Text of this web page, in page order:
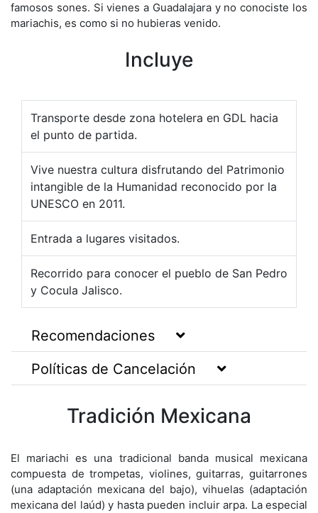
famosos sones. Si vienes a Guadalajara y no conociste los
mariachis, es como si no hubieras venido.
Incluye
Transporte desde zona hotelera en GDL hacia
el punto de partida.
Vive nuestra cultura disfrutando del Patrimonio
intangible de la Humanidad reconocido por la
UNESCO en 2011.
Entrada a lugares visitados.
Recorrido para conocer el pueblo de San Pedro
y Cocula Jalisco.
Recomendaciones
Políticas de Cancelación
Tradición Mexicana
El mariachi es una tradicional banda musical mexicana
compuesta de trompetas, violines, guitarras, guitarrones
(una adaptación mexicana del bajo), vihuelas (adaptación
mexicana del laúd) y hasta pueden incluir arpa. La especial